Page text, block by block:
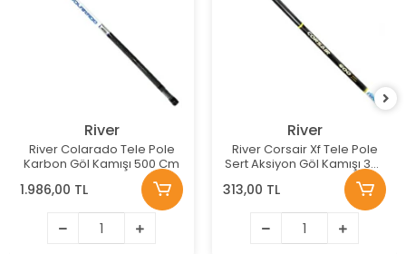
River
River Colarado Tele Pole
Karbon Göl Kamışı 500 Cm
1.986,00 TL
River
River Corsair Xf Tele Pole
Sert Aksiyon Göl Kamışı 300
313,00 TL